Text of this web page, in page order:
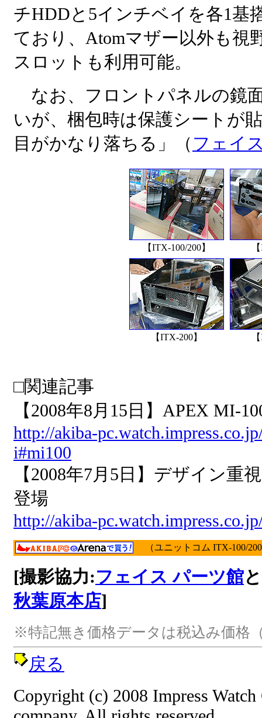
チHDDと5インチベイを各1基
ており、Atomマザー以外も視
スロットも利用可能。
なお、フロントパネルの鏡
いが、梱包時は保護シートが
目がかなり落ちる」（ フェイ
【ITX-100/200】
【ITX-200】
□関連記事
【2008年8月15日】APEX MI-
http://akiba-
i#mi100
【2008年7月5日】デザイン
登場
http://akiba-
（ユニットコム ITX-100/
[撮影協力:フェイス パーツ館と
秋葉原本店]
※特記無き価格データは税込み価格
戻る
Copyright (c) 2008 Impress